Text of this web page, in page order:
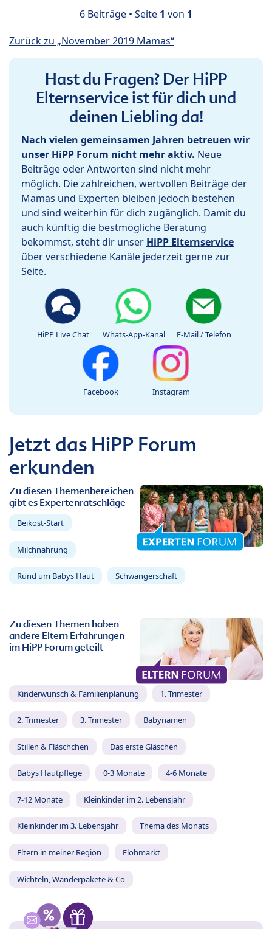
6 Beiträge • Seite 1 von 1
Zurück zu „November 2019 Mamas“
Hast du Fragen? Der HiPP
Elternservice ist für dich und
deinen Liebling da!
Nach vielen gemeinsamen Jahren betreuen wir
unser HiPP Forum nicht mehr aktiv. Neue
Beiträge oder Antworten sind nicht mehr
möglich. Die zahlreichen, wertvollen Beiträge der
Mamas und Experten bleiben jedoch bestehen
und sind weiterhin für dich zugänglich. Damit du
auch künftig die bestmögliche Beratung
bekommst, steht dir unser HiPP Elternservice
über verschiedene Kanäle jederzeit gerne zur
Seite.
HiPP Live Chat Whats-App-Kanal E-Mail / Telefon
Facebook Instagram
Jetzt das HiPP Forum
erkunden
Zu diesen Themenbereichen
gibt es Expertenratschläge
Beikost-Start
Milchnahrung
Rund um Babys Haut Schwangerschaft
Zu diesen Themen haben
andere Eltern Erfahrungen
im HiPP Forum geteilt
Kinderwunsch & Familienplanung 1. Trimester
2. Trimester 3. Trimester Babynamen
Stillen & Fläschchen Das erste Gläschen
Babys Hautpflege 0-3 Monate 4-6 Monate
7-12 Monate Kleinkinder im 2. Lebensjahr
Kleinkinder im 3. Lebensjahr Thema des Monats
Eltern in meiner Region Flohmarkt
Wichteln, Wanderpakete & Co